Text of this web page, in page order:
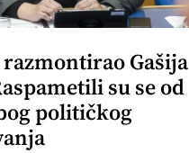
Gašija
su se od
političkog